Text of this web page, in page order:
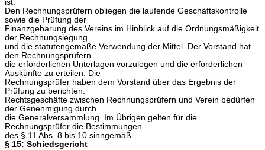
ist.
Den Rechnungsprüfern obliegen die laufende Geschäftskontrolle
sowie die Prüfung der
Finanzgebarung des Vereins im Hinblick auf die Ordnungsmäßigkeit
der Rechnungslegung
und die statutengemäße Verwendung der Mittel. Der Vorstand hat
den Rechnungsprüfern
die erforderlichen Unterlagen vorzulegen und die erforderlichen
Auskünfte zu erteilen. Die
Rechnungsprüfer haben dem Vorstand über das Ergebnis der
Prüfung zu berichten.
Rechtsgeschäfte zwischen Rechnungsprüfern und Verein bedürfen
der Genehmigung durch
die Generalversammlung. Im Übrigen gelten für die
Rechnungsprüfer die Bestimmungen
des § 11 Abs. 8 bis 10 sinngemäß.
§ 15: Schiedsgericht